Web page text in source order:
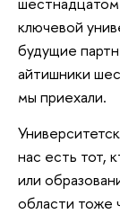
ключевой
будущие
айтишники
мы приехали.
нас есть тот,
или
области тоже